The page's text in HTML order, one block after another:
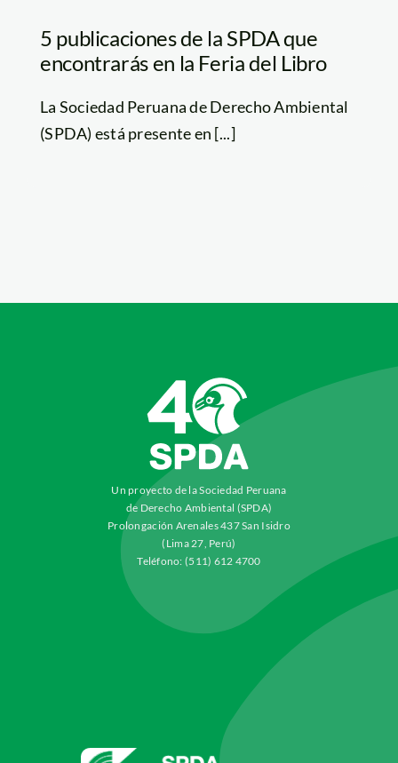
5 publicaciones de la SPDA que
encontrarás en la Feria del Libro
La Sociedad Peruana de Derecho Ambiental
(SPDA) está presente en [...]
Un proyecto de la Sociedad Peruana
de Derecho Ambiental (SPDA)
Prolongación Arenales 437 San Isidro
(Lima 27, Perú)
Teléfono: (511) 612 4700